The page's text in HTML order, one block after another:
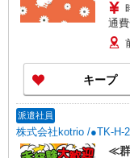
通
キープ
派遣社員
株式会社kotrio /●TK-H-
≪群